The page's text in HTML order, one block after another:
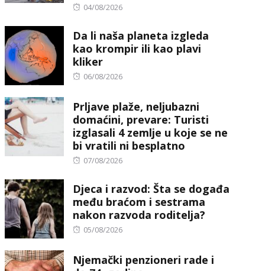
Posted
04/08/2026
Da li naša planeta izgleda
kao krompir ili kao plavi
kliker
Posted
06/08/2026
Prljave plaže, neljubazni
domaćini, prevare: Turisti
izglasali 4 zemlje u koje se ne
bi vratili ni besplatno
Posted
07/08/2026
Djeca i razvod: Šta se događa
među braćom i sestrama
nakon razvoda roditelja?
Posted
05/08/2026
Njemački penzioneri rade i